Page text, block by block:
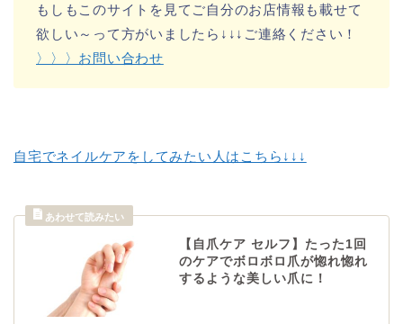
もしもこのサイトを見てご自分のお店情報も載せて
欲しい～って方がいましたら↓↓↓ご連絡ください！
〉〉〉お問い合わせ
自宅でネイルケアをしてみたい人はこちら↓↓↓
【自爪ケア セルフ】たった1回
のケアでボロボロ爪が惚れ惚れ
するような美しい爪に！